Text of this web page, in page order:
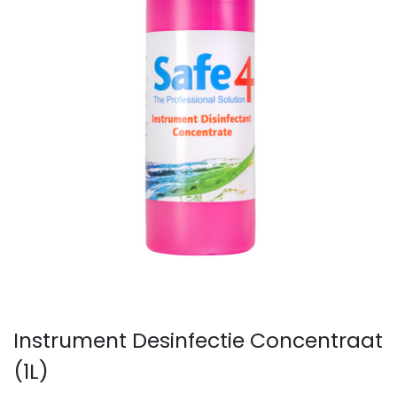
Instrument Desinfectie Concentraat
(1L)